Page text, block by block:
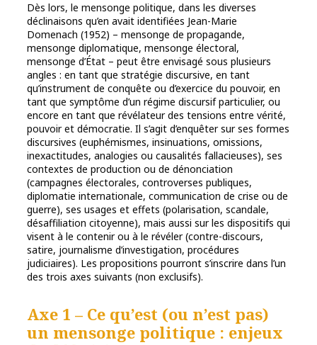
Dès lors, le mensonge politique, dans les diverses
déclinaisons qu’en avait identifiées Jean-Marie
Domenach (1952) – mensonge de propagande,
mensonge diplomatique, mensonge électoral,
mensonge d’État – peut être envisagé sous plusieurs
angles : en tant que stratégie discursive, en tant
qu’instrument de conquête ou d’exercice du pouvoir, en
tant que symptôme d’un régime discursif particulier, ou
encore en tant que révélateur des tensions entre vérité,
pouvoir et démocratie. Il s’agit d’enquêter sur ses formes
discursives (euphémismes, insinuations, omissions,
inexactitudes, analogies ou causalités fallacieuses), ses
contextes de production ou de dénonciation
(campagnes électorales, controverses publiques,
diplomatie internationale, communication de crise ou de
guerre), ses usages et effets (polarisation, scandale,
désaffiliation citoyenne), mais aussi sur les dispositifs qui
visent à le contenir ou à le révéler (contre-discours,
satire, journalisme d’investigation, procédures
judiciaires). Les propositions pourront s’inscrire dans l’un
des trois axes suivants (non exclusifs).
Axe 1 – Ce qu’est (ou n’est pas)
un mensonge politique : enjeux